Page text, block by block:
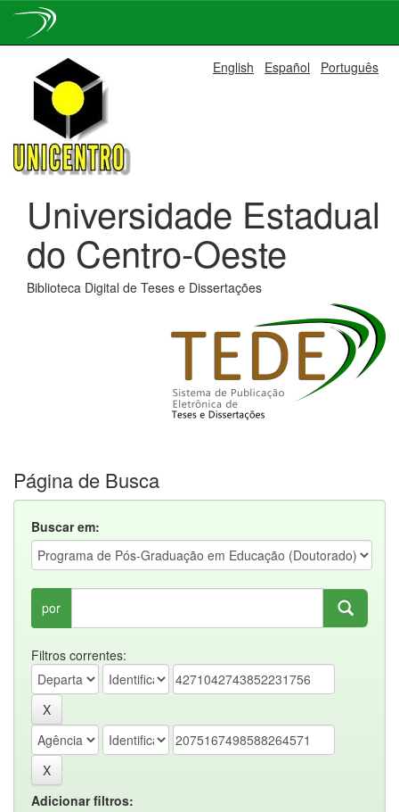
navigation
English Español Português
Universidade Estadual
do Centro-Oeste
Biblioteca Digital de Teses e Dissertações
Página de Busca
Buscar em:
por
Filtros correntes:
Adicionar filtros: